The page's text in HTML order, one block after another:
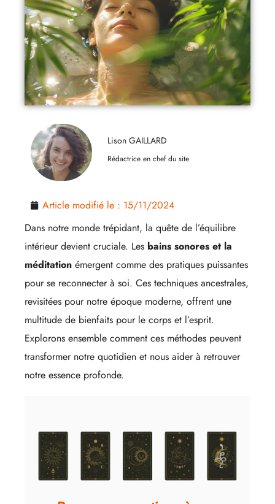
Lison GAILLARD
Rédactrice en chef du site
Article modifié le : 15/11/2024
Dans notre monde trépidant, la quête de l’équilibre
intérieur devient cruciale. Les bains sonores et la
méditation émergent comme des pratiques puissantes
pour se reconnecter à soi. Ces techniques ancestrales,
revisitées pour notre époque moderne, offrent une
multitude de bienfaits pour le corps et l’esprit.
Explorons ensemble comment ces méthodes peuvent
transformer notre quotidien et nous aider à retrouver
notre essence profonde.